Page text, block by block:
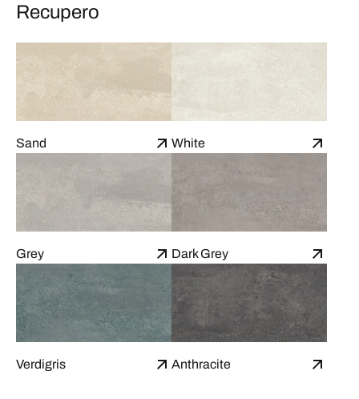
Recupero
Sand White
Grey Dark Grey
Verdigris Anthracite